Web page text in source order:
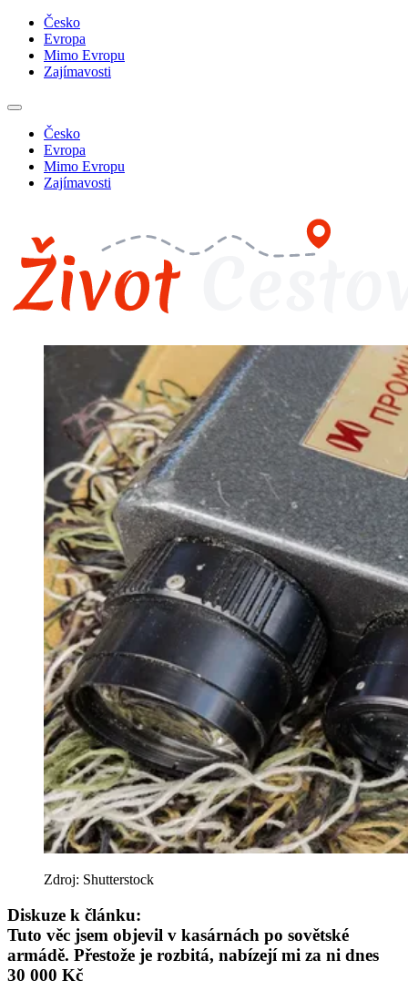
Česko
Evropa
Mimo Evropu
Zajímavosti
Česko
Evropa
Mimo Evropu
Zajímavosti
Zdroj: Shutterstock
Diskuze k článku:
Tuto věc jsem objevil v kasárnách po sovětské
armádě. Přestože je rozbitá, nabízejí mi za ni dnes
30 000 Kč